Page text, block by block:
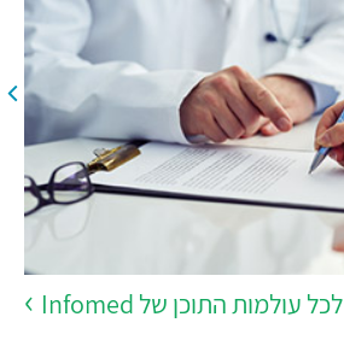
לכל עולמות התוכן של Infomed